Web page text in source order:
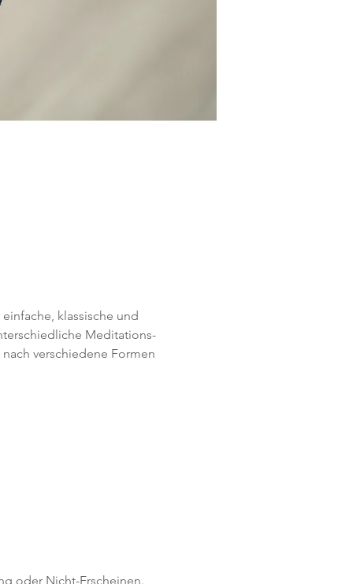
klassische und
Meditations-
verschiedene Formen
oder Nicht-Erscheinen.